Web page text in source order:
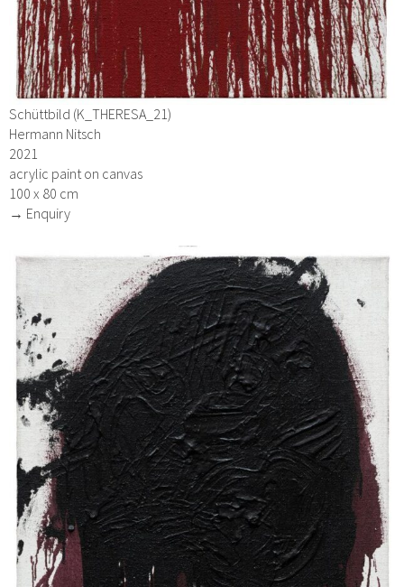
Schüttbild (K_THERESA_21)
Hermann Nitsch
2021
acrylic paint on canvas
100 x 80 cm
→ Enquiry